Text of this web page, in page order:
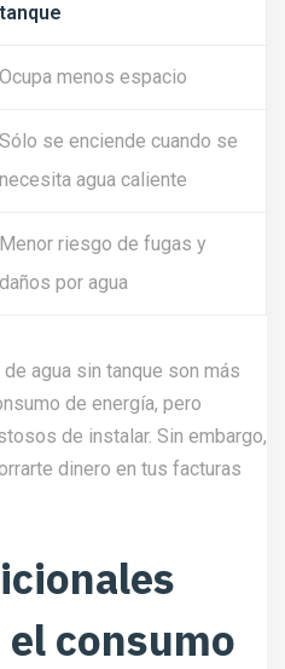
tanque
Ocupa menos espacio
Sólo se enciende cuando se
necesita agua caliente
Menor riesgo de fugas y
daños por agua
agua sin tanque son más
de energía, pero
de instalar. Sin embargo,
dinero en tus facturas
consumo